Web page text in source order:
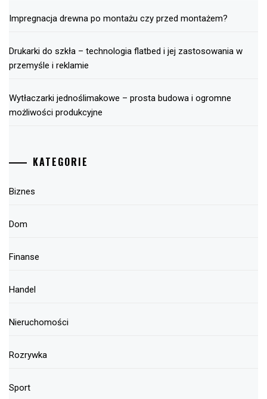
Impregnacja drewna po montażu czy przed montażem?
Drukarki do szkła – technologia flatbed i jej zastosowania w
przemyśle i reklamie
Wytłaczarki jednoślimakowe – prosta budowa i ogromne
możliwości produkcyjne
KATEGORIE
Biznes
Dom
Finanse
Handel
Nieruchomości
Rozrywka
Sport